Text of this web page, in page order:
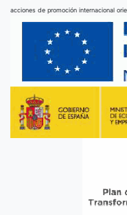
acciones de promoción internacional